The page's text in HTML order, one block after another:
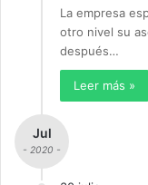
La empresa
otro nivel su
después…
Leer más »
Jul
- 2020 -